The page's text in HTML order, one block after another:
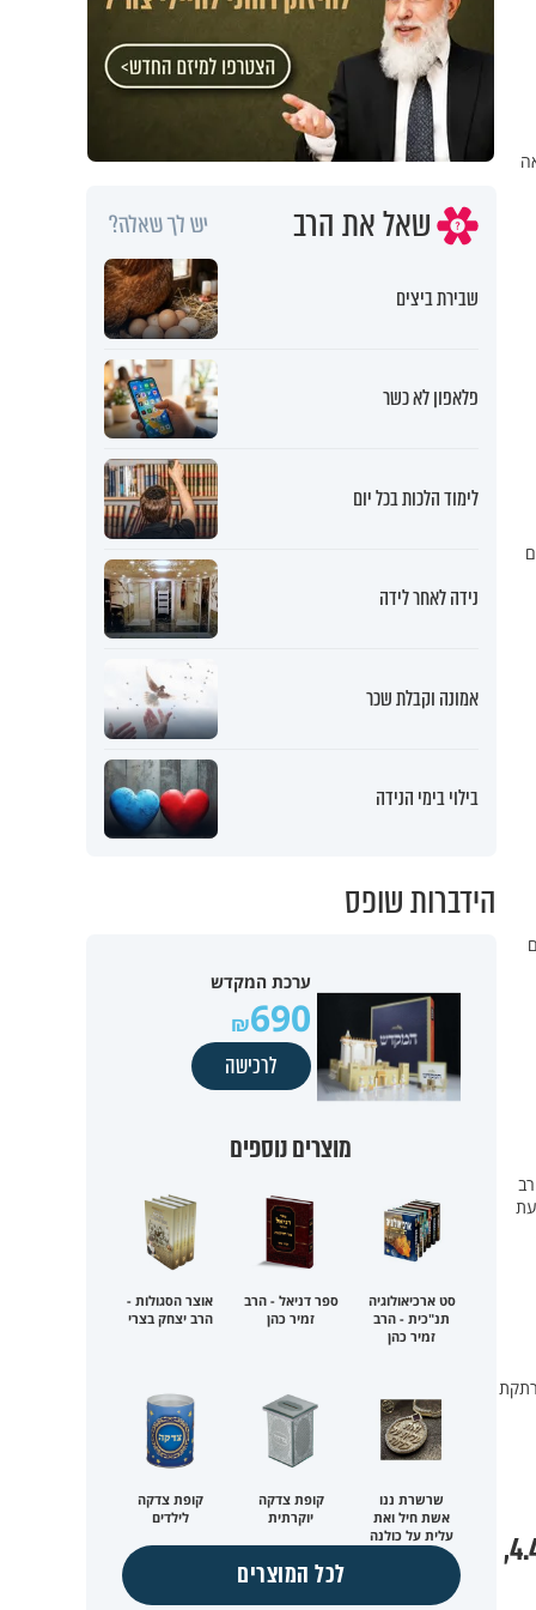
רב
איך יוצאים מכאן כחיילים של בורא עולם? התשובות והמשימות בכנס ענק – 4.4,
שאל את הרב יש לך שאלה?
שבירת ביצים
פלאפון לא כשר
לימוד הלכות בכל יום
נידה לאחר לידה
אמונה וקבלת שכר
בילוי בימי הנידה
הידברות שופס
ערכת המקדש
690
לרכישה
מוצרים נוספים
סט ארכיאולוגיה
תנ"כית - הרב
זמיר כהן
ספר דניאל - הרב
זמיר כהן
אוצר הסגולות -
הרב יצחק בצרי
שרשרת ננו
אשת חיל ואת
עלית על כולנה
קופת צדקה
יוקרתית
קופת צדקה
לילדים
לכל המוצרים